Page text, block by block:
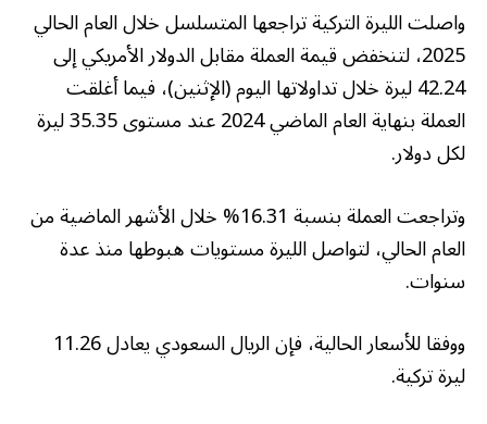
واصلت الليرة التركية تراجعها المتسلسل خلال العام الحالي
2025، لتنخفض قيمة العملة مقابل الدولار الأمريكي إلى
42.24 ليرة خلال تداولاتها اليوم (الإثنين)، فيما أغلقت
العملة بنهاية العام الماضي 2024 عند مستوى 35.35 ليرة
لكل دولار.
وتراجعت العملة بنسبة 16.31% خلال الأشهر الماضية من
العام الحالي، لتواصل الليرة مستويات هبوطها منذ عدة
سنوات.
ووفقا للأسعار الحالية، فإن الريال السعودي يعادل 11.26
ليرة تركية.